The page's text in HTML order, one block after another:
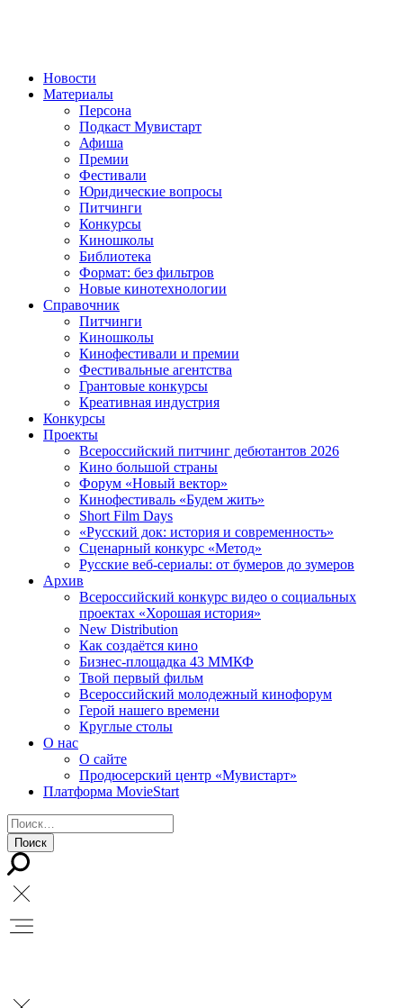
Новости
Материалы
Персона
Подкаст Мувистарт
Афиша
Премии
Фестивали
Юридические вопросы
Питчинги
Конкурсы
Киношколы
Библиотека
Формат: без фильтров
Новые кинотехнологии
Справочник
Питчинги
Киношколы
Кинофестивали и премии
Фестивальные агентства
Грантовые конкурсы
Креативная индустрия
Конкурсы
Проекты
Всероссийский питчинг дебютантов 2026
Кино большой страны
Форум «Новый вектор»
Кинофестиваль «Будем жить»
Short Film Days
«Русский док: история и современность»
Сценарный конкурс «Метод»
Русские веб-сериалы: от бумеров до зумеров
Архив
Всероссийский конкурс видео о социальных
проектах «Хорошая история»
New Distribution
Как создаётся кино
Бизнес-площадка 43 ММКФ
Твой первый фильм
Всероссийский молодежный кинофорум
Герой нашего времени
Круглые столы
О нас
О сайте
Продюсерский центр «Мувистарт»
Платформа MovieStart